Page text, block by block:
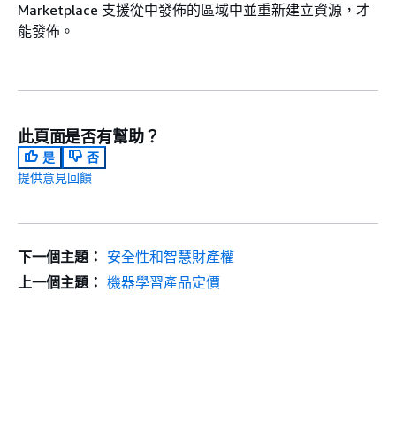
Marketplace 支援從中發佈的區域中並重新建立資源，才
能發佈。
此頁面是否有幫助？
是
否
提供意見回饋
下一個主題： 安全性和智慧財產權
上一個主題： 機器學習產品定價